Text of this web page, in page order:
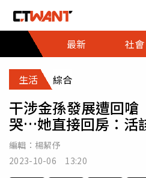
最新
社會
生活 綜合
干涉金孫發展遭回
哭…她直接回房：活
編輯： 楊絜伃
2023-10-06 13:20